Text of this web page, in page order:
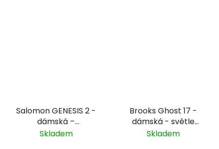
Salomon GENESIS 2 -
dámská –
fialová/oranžová
Skladem
Brooks Ghost 17 -
dámská - světle
modrá
Skladem